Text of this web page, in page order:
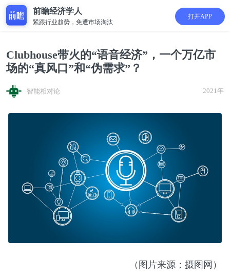
前瞻经济学人
紧跟行业趋势，免遭市场淘汰
打开APP
Clubhouse带火的“语音经济”，一个万亿市
场的“真风口”和“伪需求”？
智能相对论 2021年
（图片来源：摄图网）